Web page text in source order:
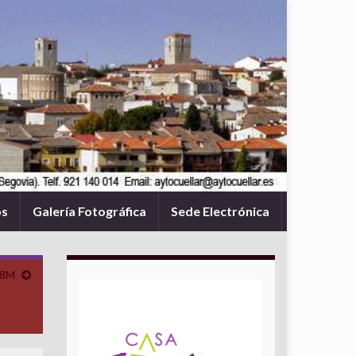
Galería Fotográfica Sede Electrónica